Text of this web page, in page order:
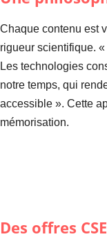
Chaque contenu est
rigueur scientifique. «
Les technologies
notre temps, qui
accessible ». Cette
mémorisation.
Des offres